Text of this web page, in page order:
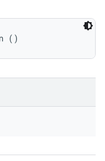
()